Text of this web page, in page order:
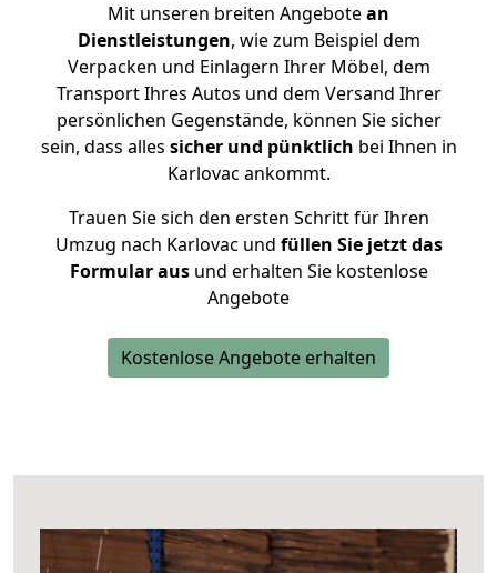
Mit unseren breiten Angebotean
Dienstleistungen, wie zum Beispiel dem
Verpacken und Einlagern Ihrer Möbel, dem
Transport Ihres Autos und dem Versand Ihrer
persönlichen Gegenstände, können Sie sicher
sein, dass alles sicher und pünktlich bei Ihnen in
Karlovac ankommt.
Trauen Sie sich den ersten Schritt für Ihren
Umzug nach Karlovac und füllen Sie jetzt das
Formular ausund erhalten Sie kostenlose
Angebote
Kostenlose Angebote erhalten